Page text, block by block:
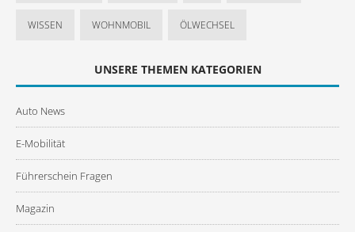
WISSEN WOHNMOBIL ÖLWECHSEL
UNSERE THEMEN KATEGORIEN
Auto News
E-Mobilität
Führerschein Fragen
Magazin